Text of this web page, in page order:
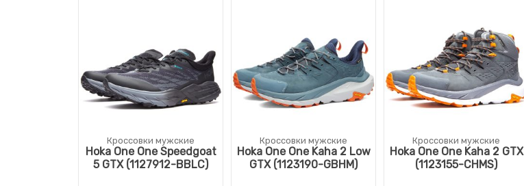
Кроссовки мужские
Hoka One One Speedgoat
5 GTX (1127912-BBLC)
Кроссовки мужские
Hoka One One Kaha 2 Low
GTX (1123190-GBHM)
Кроссовки мужские
Hoka One One Kaha 2 GTX
(1123155-CHMS)